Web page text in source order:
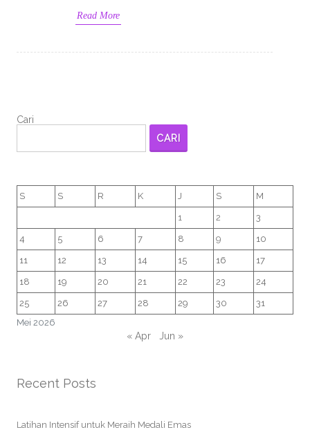
Read More
Cari
CARI
Mei 2026
S S R K J S M
1 2 3
4 5 6 7 8 9 10
11 12 13 14 15 16 17
18 19 20 21 22 23 24
25 26 27 28 29 30 31
« Apr Jun »
Recent Posts
Latihan Intensif untuk Meraih Medali Emas